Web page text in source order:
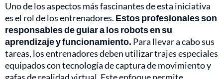
Uno de los aspectos más fascinantes de esta iniciativa
es el rol de los entrenadores. Estos profesionales son
responsables de guiar a los robots en su
aprendizaje y funcionamiento. Para llevar a cabo sus
tareas, los entrenadores deben utilizar trajes especiales
equipados con tecnología de captura de movimiento y